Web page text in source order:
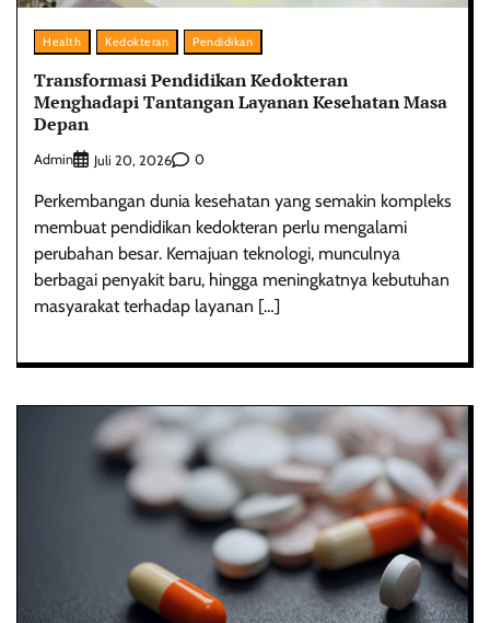
Health Kedokteran Pendidikan
Transformasi Pendidikan Kedokteran
Menghadapi Tantangan Layanan Kesehatan Masa
Depan
Admin Juli 20, 2026 0
Perkembangan dunia kesehatan yang semakin kompleks
membuat pendidikan kedokteran perlu mengalami
perubahan besar. Kemajuan teknologi, munculnya
berbagai penyakit baru, hingga meningkatnya kebutuhan
masyarakat terhadap layanan […]